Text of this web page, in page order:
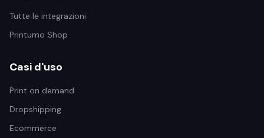
Tutte le integrazioni
Printumo Shop
Casi d'uso
Print on demand
Dropshipping
Ecommerce